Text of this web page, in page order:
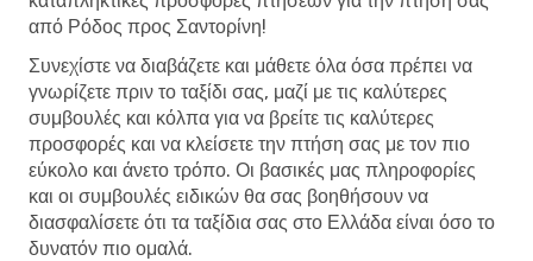
από Ρόδος προς Σαντορίνη!
Συνεχίστε να διαβάζετε και μάθετε όλα όσα πρέπει να
γνωρίζετε πριν το ταξίδι σας, μαζί με τις καλύτερες
συμβουλές και κόλπα για να βρείτε τις καλύτερες
προσφορές και να κλείσετε την πτήση σας με τον πιο
εύκολο και άνετο τρόπο. Οι βασικές μας πληροφορίες
και οι συμβουλές ειδικών θα σας βοηθήσουν να
διασφαλίσετε ότι τα ταξίδια σας στο Ελλάδα είναι όσο το
δυνατόν πιο ομαλά.